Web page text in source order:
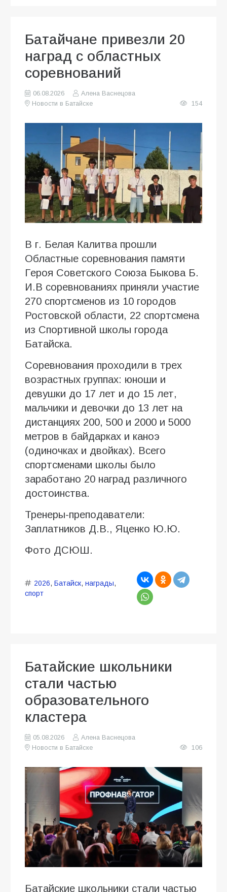
Батайчане привезли 20
наград с областных
соревнований
06.08.2026
Алена Васнецова
Новости в Батайске
154
В г. Белая Калитва прошли
Областные соревнования памяти
Героя Советского Союза Быкова Б.
И.В соревнованиях приняли участие
270 спортсменов из 10 городов
Ростовской области, 22 спортсмена
из Спортивной школы города
Батайска.
Соревнования проходили в трех
возрастных группах: юноши и
девушки до 17 лет и до 15 лет,
мальчики и девочки до 13 лет на
дистанциях 200, 500 и 2000 и 5000
метров в байдарках и каноэ
(одиночках и двойках). Всего
спортсменами школы было
заработано 20 наград различного
достоинства.
Тренеры-преподаватели:
Заплатников Д.В., Яценко Ю.Ю.
Фото ДСЮШ.
2026, Батайск, награды,
спорт
Батайские школьники
стали частью
образовательного
кластера
05.08.2026
Алена Васнецова
Новости в Батайске
106
Батайские школьники стали частью